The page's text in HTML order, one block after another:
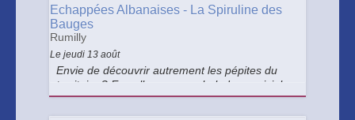
tenter de gagner des goodies
Echappées Albanaises - La Spiruline des
Bauges
Rumilly
Le jeudi 13 août
Envie de découvrir autrement les pépites du
territoire ? En selle pour une balade conviviale
à vélo, entre chemins paisibles et rencontres